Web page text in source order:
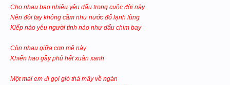
Cho nhau bao nhiêu yêu dấu trong cuộc đời này
Nên đôi tay không cầm như nước đổ lạnh lùng
Kiếp nào yêu người tình nào như dấu chim bay
Còn nhau giữa cơn mê này
Khiến hao gầy phủ hết xuân xanh
Một mai em đi gọi gió thả mây về ngàn